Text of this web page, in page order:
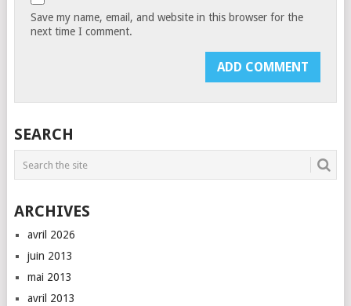
Save my name, email, and website in this browser for the
next time I comment.
SEARCH
ARCHIVES
avril 2026
juin 2013
mai 2013
avril 2013